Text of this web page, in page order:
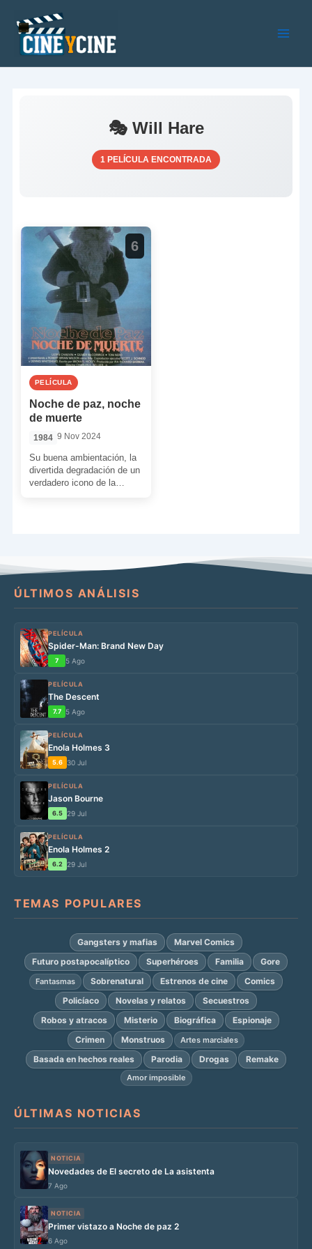
contenido
🎭 Will Hare
1 PELÍCULA ENCONTRADA
6
PELÍCULA
Noche de paz, noche
de muerte
1984 9 Nov 2024
Su buena ambientación, la
divertida degradación de un
verdadero icono de la
ÚLTIMOS ANÁLISIS
PELÍCULA
Spider-Man: Brand New Day
7 5 Ago
PELÍCULA
The Descent
7.7 5 Ago
PELÍCULA
Enola Holmes 3
5.6 30 Jul
PELÍCULA
Jason Bourne
6.5 29 Jul
PELÍCULA
Enola Holmes 2
6.2 29 Jul
TEMAS POPULARES
Gangsters y mafias
Marvel Comics
Futuro postapocalíptico
Superhéroes Familia Gore
Fantasmas Sobrenatural Estrenos de cine
Comics
Policíaco
Novelas y relatos
Secuestros
Robos y atracos
Misterio Biográfica
Espionaje
Crimen
Monstruos Artes marciales
Basada en hechos reales Parodia Drogas Remake
Amor imposible
ÚLTIMAS NOTICIAS
NOTICIA
Novedades de El secreto de La asistenta
7 Ago
NOTICIA
Primer vistazo a Noche de paz 2
6 Ago